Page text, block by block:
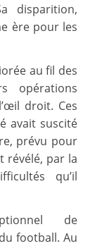
disparition,
ère pour les
au fil des
opérations
droit. Ces
avait suscité
prévu pour
révélé, par la
qu’il
de
football. Au